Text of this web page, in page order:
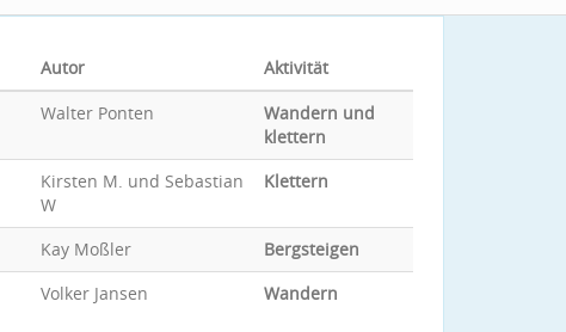
Autor
Aktivität
Walter Ponten
Wandern und
klettern
Kirsten M. und Sebastian
W
Klettern
Kay Moßler
Bergsteigen
Volker Jansen Wandern